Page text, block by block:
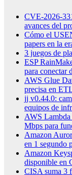
CVE-2026-
avances del
Cómo el
papers en la
3 juegos de
ESP
para conectar
AWS Glue
precisa en
jj v0.44.0:
equipos de
AWS Lambda
Mbps para
Amazon
en 1 segundo
Amazon
disponible en
CISA suma 3